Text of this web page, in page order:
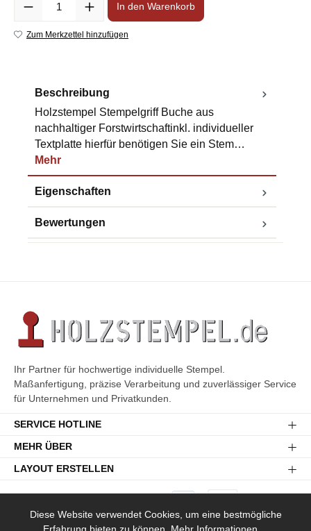
In den Warenkorb
Zum Merkzettel hinzufügen
Beschreibung
Holzstempel Stempelgriff Buche aus
nachhaltiger Forstwirtschaftinkl. individueller
Textplatte hierfür benötigen Sie ein Stem…
Mehr
Eigenschaften
Bewertungen
Ihr Partner für hochwertige individuelle Stempel.
Maßanfertigung, präzise Verarbeitung und zuverlässiger Service
für Unternehmen und Privatkunden.
SERVICE HOTLINE
MEHR ÜBER
LAYOUT ERSTELLEN
Diese Website verwendet Cookies, um eine bestmögliche